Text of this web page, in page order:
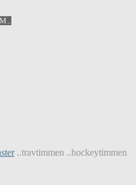
..travtimmen ..hockeytimmen